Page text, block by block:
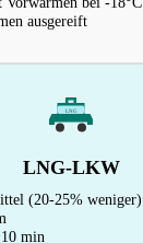
ausgereift
LNG
LNG-LKW
(20-25% weniger)
min